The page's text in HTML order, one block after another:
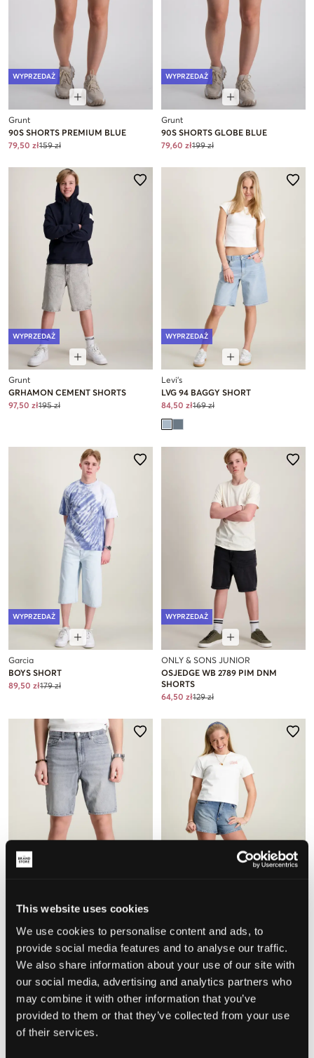
This website uses cookies
We use cookies to personalise content and ads, to
provide social media features and to analyse our traffic.
We also share information about your use of our site with
our social media, advertising and analytics partners who
may combine it with other information that you’ve
provided to them or that they’ve collected from your use
of their services.
WYPRZEDAŻ
Grunt
90S SHORTS PREMIUM BLUE
79,50 zł159 zł
WYPRZEDAŻ
Grunt
90S SHORTS GLOBE BLUE
79,60 zł199 zł
WYPRZEDAŻ
Grunt
GRHAMON CEMENT SHORTS
97,50 zł195 zł
WYPRZEDAŻ
Levi's
LVG 94 BAGGY SHORT
84,50 zł169 zł
WYPRZEDAŻ
Garcia
BOYS SHORT
89,50 zł179 zł
WYPRZEDAŻ
ONLY & SONS JUNIOR
OSJEDGE WB 2789 PIM DNM
SHORTS
64,50 zł129 zł
ONLY & SONS JUNIOR
OSJEDGE MG 2790 TAI DNM
SHORTS
64,50 zł129 zł
Abrand
VENICE SHORT SELENA